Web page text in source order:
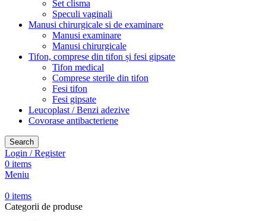
Set clisma
Speculi vaginali
Manusi chirurgicale si de examinare
Manusi examinare
Manusi chirurgicale
Tifon, comprese din tifon și fesi gipsate
Tifon medical
Comprese sterile din tifon
Fesi tifon
Fesi gipsate
Leucoplast / Benzi adezive
Covorase antibacteriene
Search
Login / Register
0 items
Meniu
0 items
Categorii de produse